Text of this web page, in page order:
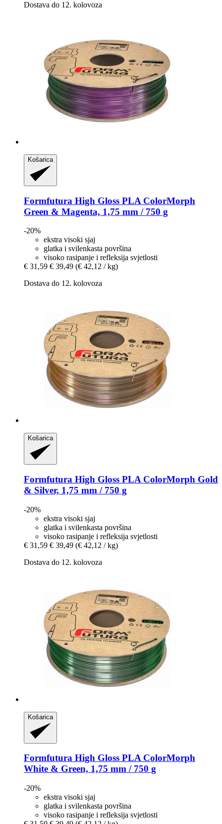
Dostava do 12. kolovoza
Košarica
Formfutura High Gloss PLA ColorMorph
Green & Magenta, 1,75 mm / 750 g
-20%
ekstra visoki sjaj
glatka i svilenkasta površina
visoko rasipanje i refleksija svjetlosti
€ 31,59 € 39,49 (€ 42,12 / kg)
Dostava do 12. kolovoza
Košarica
Formfutura High Gloss PLA ColorMorph Gold
& Silver, 1,75 mm / 750 g
-20%
ekstra visoki sjaj
glatka i svilenkasta površina
visoko rasipanje i refleksija svjetlosti
€ 31,59 € 39,49 (€ 42,12 / kg)
Dostava do 12. kolovoza
Košarica
Formfutura High Gloss PLA ColorMorph
White & Green, 1,75 mm / 750 g
-20%
ekstra visoki sjaj
glatka i svilenkasta površina
visoko rasipanje i refleksija svjetlosti